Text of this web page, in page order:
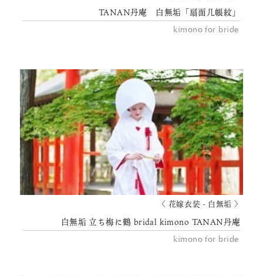
TANAN丹庵 白無垢「扇面几帳紋」
kimono for bride
〈 花嫁衣装 - 白無垢 〉
白無垢 立ち梅に鶴 bridal kimono TANAN丹庵
kimono for bride